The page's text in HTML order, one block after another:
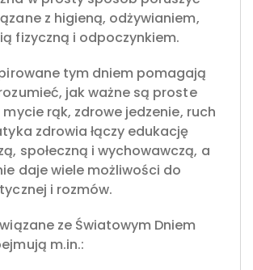
z higieną, odżywianiem,
fizyczną i odpoczynkiem.
tym dniem pomagają
jak ważne są proste
mycie rąk, zdrowe jedzenie, ruch
zdrowia łączy edukację
społeczną i wychowawczą, a
daje wiele możliwości do
i rozmów.
ze Światowym Dniem
m.in.: